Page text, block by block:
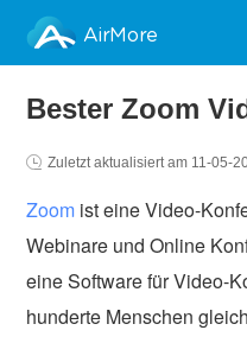
AirMore
Bester Zoom
Zuletzt aktualisiert am 11-05-
Zoom ist eine Video-
Webinare und Online
eine Software für Video-
hunderte Menschen